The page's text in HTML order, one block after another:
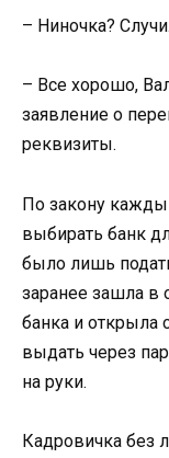
– Ниночка?
– Все хорошо,
заявление о
реквизиты.
По закону
выбирать банк
было лишь
заранее зашла в
банка и открыла
выдать через
на руки.
Кадровичка без